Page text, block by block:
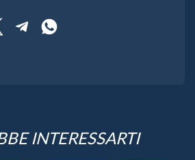
INTERESSARTI